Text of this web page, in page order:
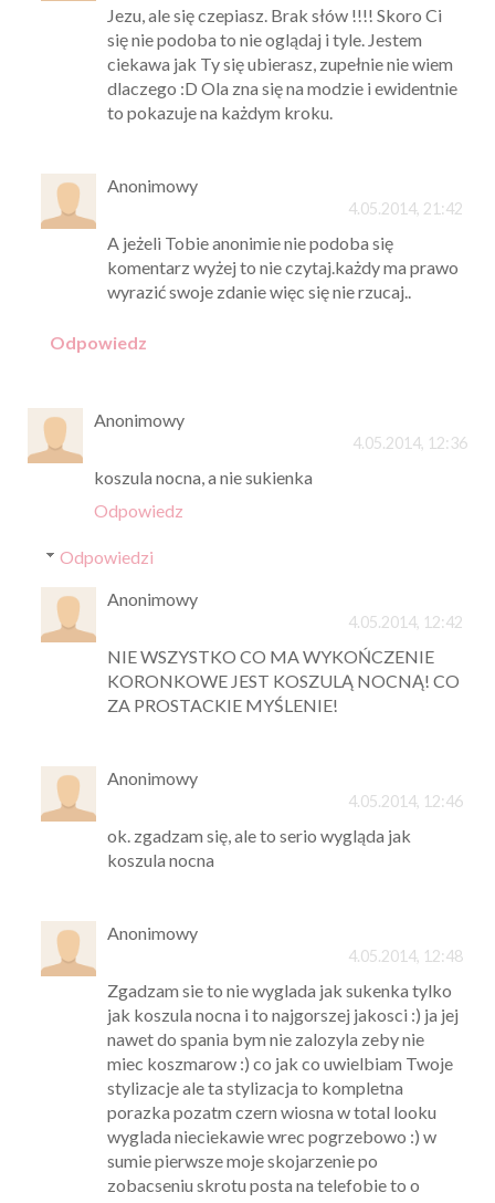
Jezu, ale się czepiasz. Brak słów !!!! Skoro Ci
się nie podoba to nie oglądaj i tyle. Jestem
ciekawa jak Ty się ubierasz, zupełnie nie wiem
dlaczego :D Ola zna się na modzie i ewidentnie
to pokazuje na każdym kroku.
Anonimowy
4.05.2014, 21:42
A jeżeli Tobie anonimie nie podoba się
komentarz wyżej to nie czytaj.każdy ma prawo
wyrazić swoje zdanie więc się nie rzucaj..
Odpowiedz
Anonimowy
4.05.2014, 12:36
koszula nocna, a nie sukienka
Odpowiedz
Odpowiedzi
Anonimowy
4.05.2014, 12:42
NIE WSZYSTKO CO MA WYKOŃCZENIE
KORONKOWE JEST KOSZULĄ NOCNĄ! CO
ZA PROSTACKIE MYŚLENIE!
Anonimowy
4.05.2014, 12:46
ok. zgadzam się, ale to serio wygląda jak
koszula nocna
Anonimowy
4.05.2014, 12:48
Zgadzam sie to nie wyglada jak sukenka tylko
jak koszula nocna i to najgorszej jakosci :) ja jej
nawet do spania bym nie zalozyla zeby nie
miec koszmarow :) co jak co uwielbiam Twoje
stylizacje ale ta stylizacja to kompletna
porazka pozatm czern wiosna w total looku
wyglada nieciekawie wrec pogrzebowo :) w
sumie pierwsze moje skojarzenie po
zobacseniu skrotu posta na telefobie to o